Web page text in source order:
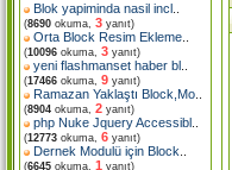
Blok yapiminda nasil incl
(8690 okuma, 3 yanıt)
Orta Block Resim Ekleme
(10096 okuma, 3 yanıt)
yeni flashmanset haber bl
(17466 okuma, 9 yanıt)
Ramazan Yaklaştı Block,Mo
(8904 okuma, 2 yanıt)
php Nuke Jquery Accessibl
(12773 okuma, 6 yanıt)
Dernek Modulü için Block
(6645 okuma, 1 yanıt)